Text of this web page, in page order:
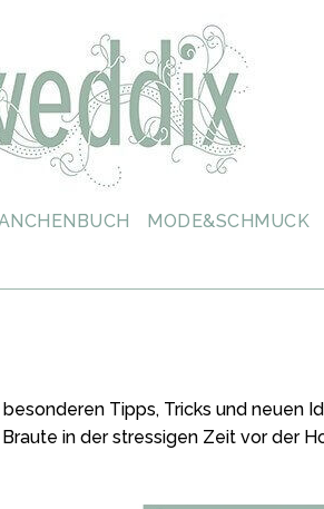
MODE&SCHMUCK
Tipps, Tricks und neuen
in der stressigen Zeit vor der